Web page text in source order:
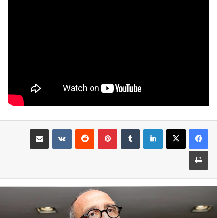
لينكدإن بينتيريست
مشاركة عبر البريد
طباعة